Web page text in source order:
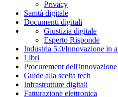
Privacy
Sanità digitale
Documenti digitali
Giustizia digitale
Esperto Risponde
Industria 5.0/Innovazione in
Libri
Procurement dell'innovazione
Guide alla scelta tech
Infrastrutture digitali
Fatturazione elettronica